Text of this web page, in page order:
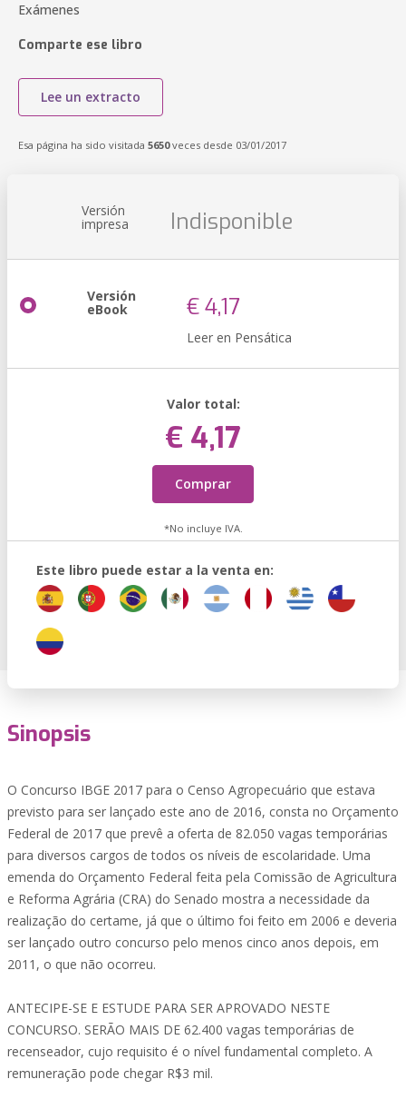
Exámenes
Comparte ese libro
Lee un extracto
Esa página ha sido visitada 5650veces desde 03/01/2017
Versión
impresa Indisponible
Versión
eBook € 4,17
Leer en Pensática
Valor total:
€ 4,17
Comprar
*No incluye IVA.
Este libro puede estar a la venta en:
Sinopsis
O Concurso IBGE 2017 para o Censo Agropecuário que estava
previsto para ser lançado este ano de 2016, consta no Orçamento
Federal de 2017 que prevê a oferta de 82.050 vagas temporárias
para diversos cargos de todos os níveis de escolaridade. Uma
emenda do Orçamento Federal feita pela Comissão de Agricultura
e Reforma Agrária (CRA) do Senado mostra a necessidade da
realização do certame, já que o último foi feito em 2006 e deveria
ser lançado outro concurso pelo menos cinco anos depois, em
2011, o que não ocorreu.
ANTECIPE-SE E ESTUDE PARA SER APROVADO NESTE
CONCURSO. SERÃO MAIS DE 62.400 vagas temporárias de
recenseador, cujo requisito é o nível fundamental completo. A
remuneração pode chegar R$3 mil.